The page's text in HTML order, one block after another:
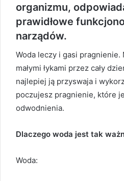
organizmu,
prawidłowe
narządów.
Woda leczy i gasi
małymi łykami przez cały
najlepiej ją przyswaja i
poczujesz pragnienie, które
odwodnienia.
Dlaczego woda jest tak
Woda: